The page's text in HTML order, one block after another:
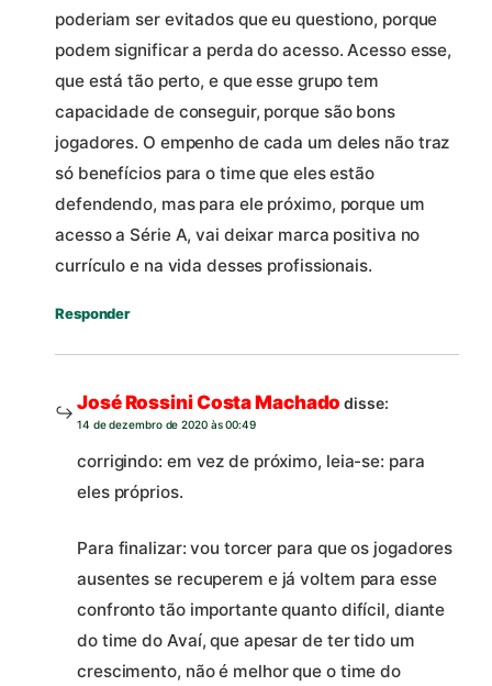
poderiam ser evitados que eu questiono, porque
podem significar a perda do acesso. Acesso esse,
que está tão perto, e que esse grupo tem
capacidade de conseguir, porque são bons
jogadores. O empenho de cada um deles não traz
só benefícios para o time que eles estão
defendendo, mas para ele próximo, porque um
acesso a Série A, vai deixar marca positiva no
currículo e na vida desses profissionais.
Responder
José Rossini Costa Machado disse:
14 de dezembro de 2020 às 00:49
corrigindo: em vez de próximo, leia-se: para
eles próprios.
Para finalizar: vou torcer para que os jogadores
ausentes se recuperem e já voltem para esse
confronto tão importante quanto difícil, diante
do time do Avaí, que apesar de ter tido um
crescimento, não é melhor que o time do